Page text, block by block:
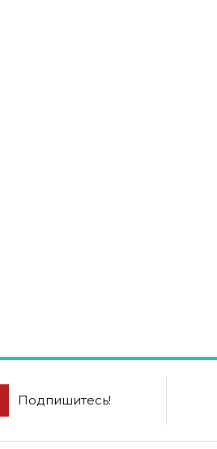
Подпишитесь!